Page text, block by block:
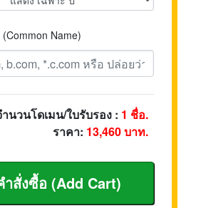
(Common Name)
นวนโดเมน/ใบรับรอง : 1 ชื่อ.
ราคา: 13,460บาท.